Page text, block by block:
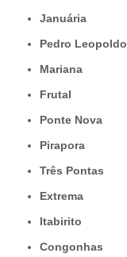
Januária
Pedro Leopoldo
Mariana
Frutal
Ponte Nova
Pirapora
Três Pontas
Extrema
Itabirito
Congonhas